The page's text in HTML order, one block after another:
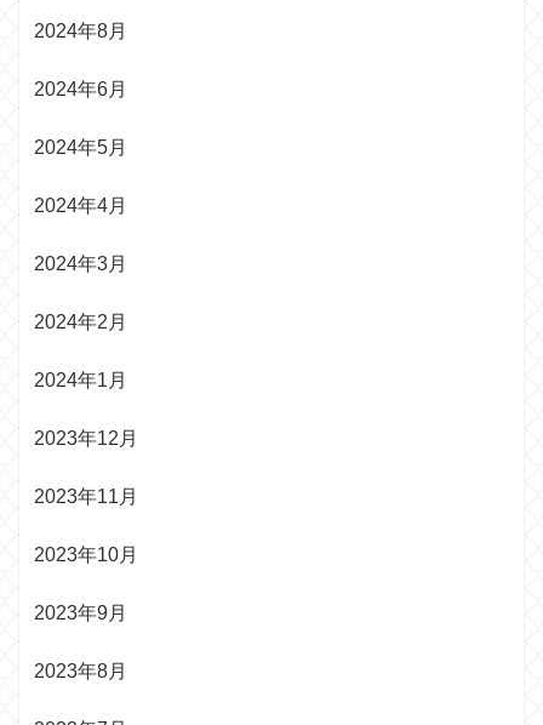
2024年8月
2024年6月
2024年5月
2024年4月
2024年3月
2024年2月
2024年1月
2023年12月
2023年11月
2023年10月
2023年9月
2023年8月